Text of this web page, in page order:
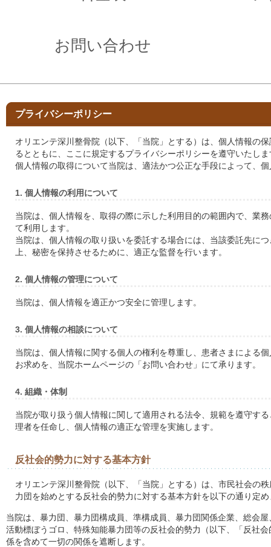
お問い合わせ
プライバシーポリシー
オリエンテ深川整骨院（以下、「当院」とする）は、個人情報の
るとともに、ここに規定するプライバシーポリシーを遵守いたしま
個人情報の取得について当院は、適法かつ公正な手段によって、
1. 個人情報の利用について
当院は、個人情報を、取得の際に示した利用目的の範囲内で、業
て利用します。
当院は、個人情報の取り扱いを委託する場合には、当該委託先に
上、秘密を保持させるために、適正な監督を行います。
2. 個人情報の管理について
当院は、個人情報を適正かつ安全に管理します。
3. 個人情報の相談について
当院は、個人情報に関する個人の権利を尊重し、患者さまによる
お求めを、当院ホームページの「お問い合わせ」にて承ります。
4. 組織・体制
当院が取り扱う個人情報に関して適用される法令、規範を遵守す
理者を任命し、個人情報の適正な管理を実施します。
反社会的勢力に対する基本方針
オリエンテ深川整骨院（以下、「当院」とする）は、市民社会の
力団を始めとする反社会的勢力に対する基本方針を以下の通り定
当院は、暴力団、暴力団構成員、準構成員、暴力団関係企業、総会
活動標ぼうゴロ、特殊知能暴力団等の反社会的勢力（以下、「反社
係を含めて一切の関係を遮断します。